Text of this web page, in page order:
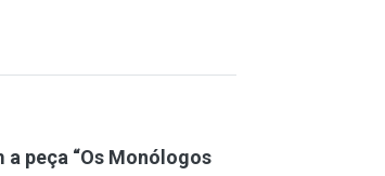
a peça “Os Monólogos